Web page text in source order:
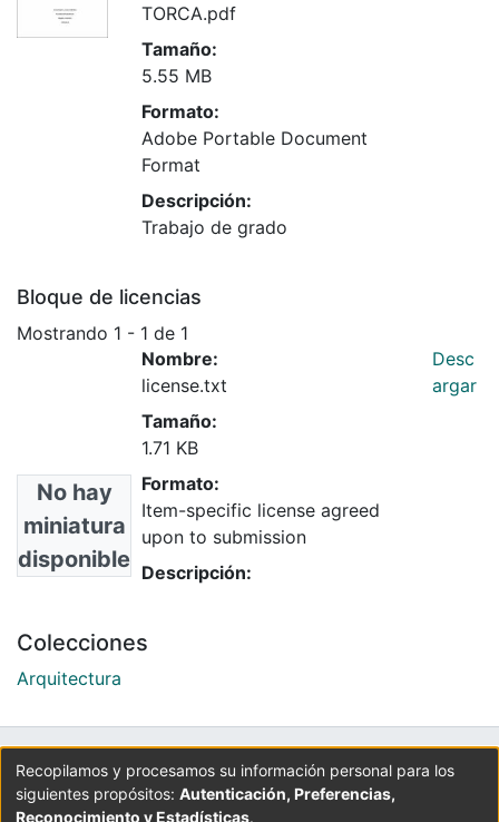
TORCA.pdf
Tamaño:
5.55 MB
Formato:
Adobe Portable Document
Format
Descripción:
Trabajo de grado
Bloque de licencias
Mostrando 1 - 1 de 1
No hay
miniatura
disponible
Nombre:
license.txt
Tamaño:
1.71 KB
Formato:
Item-specific license agreed
upon to submission
Descripción:
Desc
argar
Colecciones
Arquitectura
UNIVERSIDAD LA GRAN COLOMBIA
Cra 6 No. 12B - 40. PBX: 3276999
Recopilamos y procesamos su información personal para los
siguientes propósitos: Autenticación, Preferencias,
Reconocimiento y Estadísticas.